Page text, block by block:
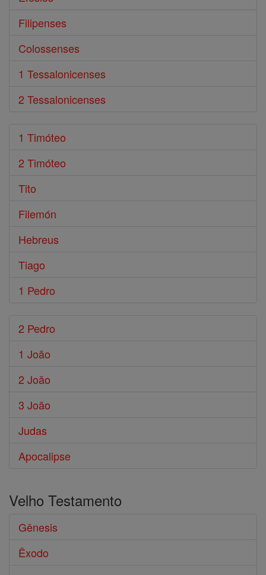
Filipenses
Colossenses
1 Tessalonicenses
2 Tessalonicenses
1 Timóteo
2 Timóteo
Tito
Filemón
Hebreus
Tiago
1 Pedro
2 Pedro
1 João
2 João
3 João
Judas
Apocalipse
Velho Testamento
Gênesis
Êxodo